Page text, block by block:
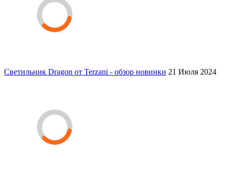
Светильник Dragon от Terzani - обзор новинки 21 Июля 2024